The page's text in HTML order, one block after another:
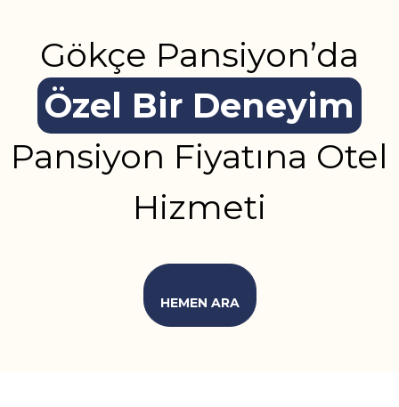
Gökçe Pansiyon’da
Özel Bir Deneyim
Pansiyon Fiyatına Otel
Hizmeti
HEMEN ARA